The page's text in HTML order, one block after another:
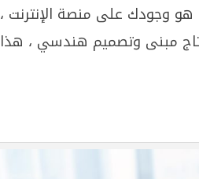
هو وجودك على منصة الإنترنت ،
مبنى وتصميم هندسي ، هذا